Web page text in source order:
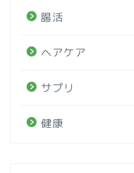
腸活
ヘアケア
サプリ
健康